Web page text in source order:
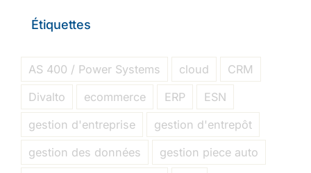
Étiquettes
AS 400 / Power Systems cloud
CRM
Divalto
ecommerce ERP
ESN
gestion d'entreprise
gestion d'entrepôt
gestion des données
gestion piece auto